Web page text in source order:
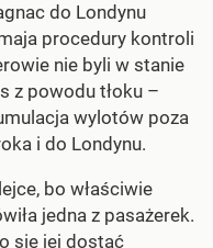
do Londynu
procedury kontroli
nie byli w stanie
z powodu tłoku –
wylotów poza
i do Londynu.
bo właściwie
jedna z pasażerek.
się jej dostać